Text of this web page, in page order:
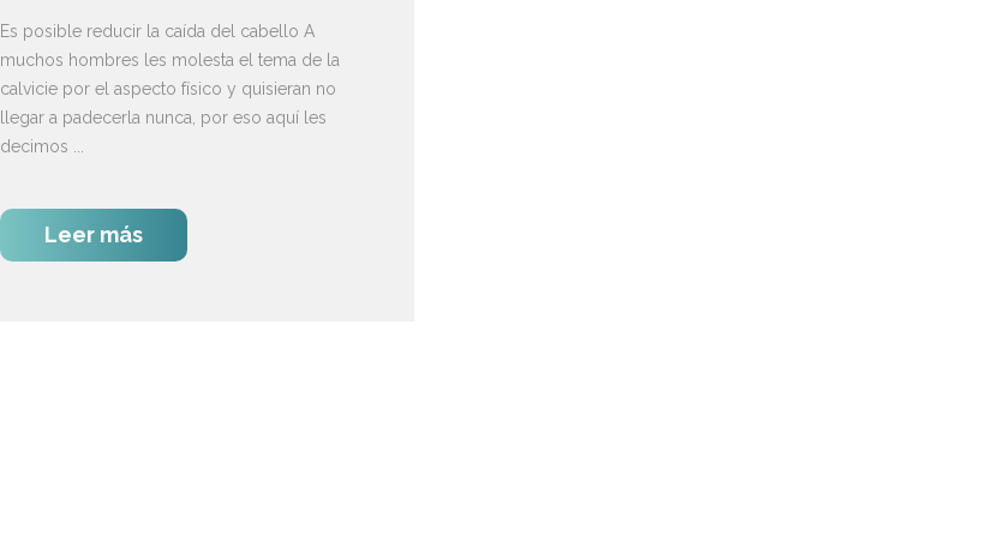
Es posible reducir la caída del cabello A
muchos hombres les molesta el tema de la
calvicie por el aspecto físico y quisieran no
llegar a padecerla nunca, por eso aquí les
decimos ...
Leer más